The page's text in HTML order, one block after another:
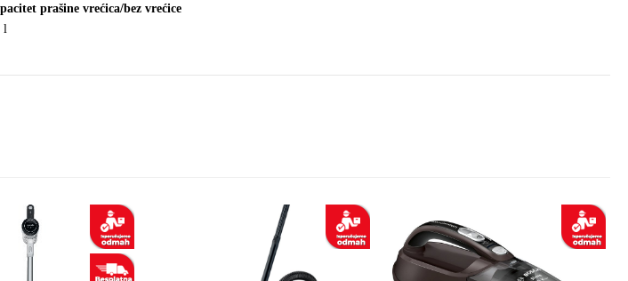
prašine vrećica/bez vrećice
l